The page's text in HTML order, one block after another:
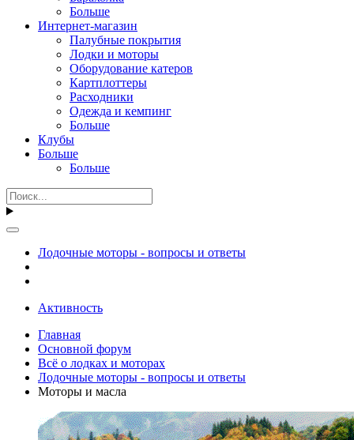
Больше
Интернет-магазин
Палубные покрытия
Лодки и моторы
Оборудование катеров
Картплоттеры
Расходники
Одежда и кемпинг
Больше
Клубы
Больше
Больше
Лодочные моторы - вопросы и ответы
Активность
Главная
Основной форум
Всё о лодках и моторах
Лодочные моторы - вопросы и ответы
Моторы и масла